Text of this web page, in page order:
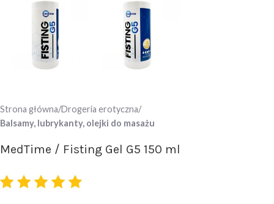
Strona główna Drogeria erotyczna
Balsamy, lubrykanty, olejki do masażu
MedTime / Fisting Gel G5 150 ml